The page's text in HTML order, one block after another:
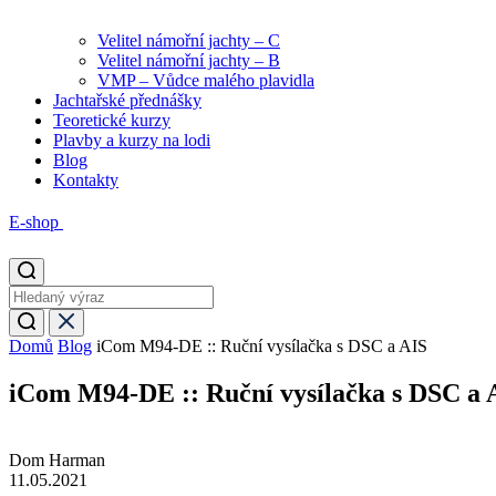
Velitel námořní jachty – C
Velitel námořní jachty – B
VMP – Vůdce malého plavidla
Jachtařské přednášky
Teoretické kurzy
Plavby a kurzy na lodi
Blog
Kontakty
E-shop
Domů Blog iCom M94-DE :: Ruční vysílačka s DSC a AIS
iCom M94-DE :: Ruční vysílačka s DSC a
Dom Harman
11.05.2021